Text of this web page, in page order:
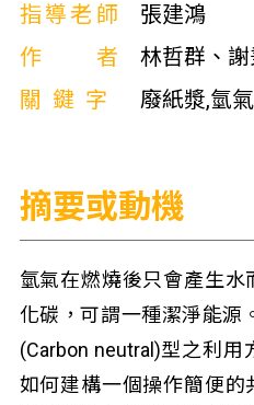
指導老師
張建鴻
作者
林哲群、
關鍵字
廢紙漿,氫
摘要或動機
氫氣在燃燒後只會產生
化碳，可謂一種潔淨能源
(Carbon neutral)型之利
如何建構一個操作簡便的